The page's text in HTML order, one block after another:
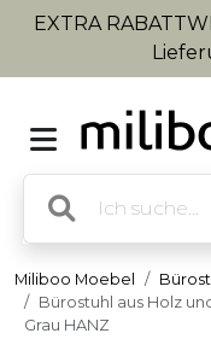
EXTRA
Miliboo Moebel
Bürostuhl aus Holz
Grau HANZ